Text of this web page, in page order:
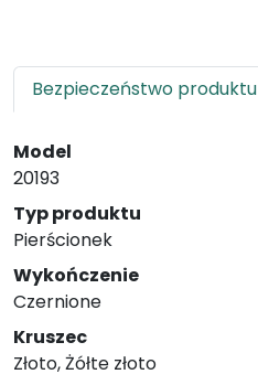
Bezpieczeństwo produktu
Model
20193
Typ produktu
Pierścionek
Wykończenie
Czernione
Kruszec
Złoto, Żółte złoto